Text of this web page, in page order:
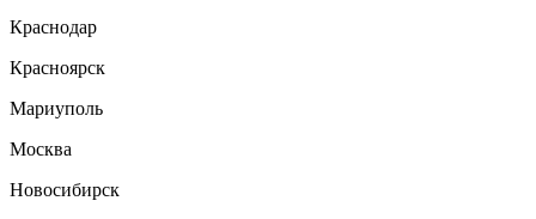
Краснодар
Красноярск
Мариуполь
Москва
Новосибирск